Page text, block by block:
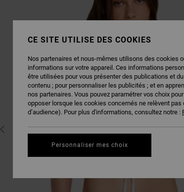
CE SITE UTILISE DES COOKIES
Nos partenaires et nous-mêmes utilisons des cookies
informations sur votre appareil. Ces informations
être utilisées pour vous présenter des publications et
contenu ; pour personnaliser les publicités ; et en
nos partenaires. Vous pouvez paramétrer vos choix
opposer lorsque les cookies concernés ne relèvent
d’audience). Pour plus d'informations, consultez notre :
Personnaliser mes choix